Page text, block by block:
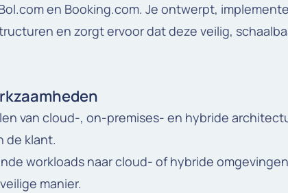
en Booking.com. Je ontwerpt,
en zorgt ervoor dat deze veilig,
van cloud-, on-premises- en hybride
de klant.
workloads naar cloud- of hybride
manier.